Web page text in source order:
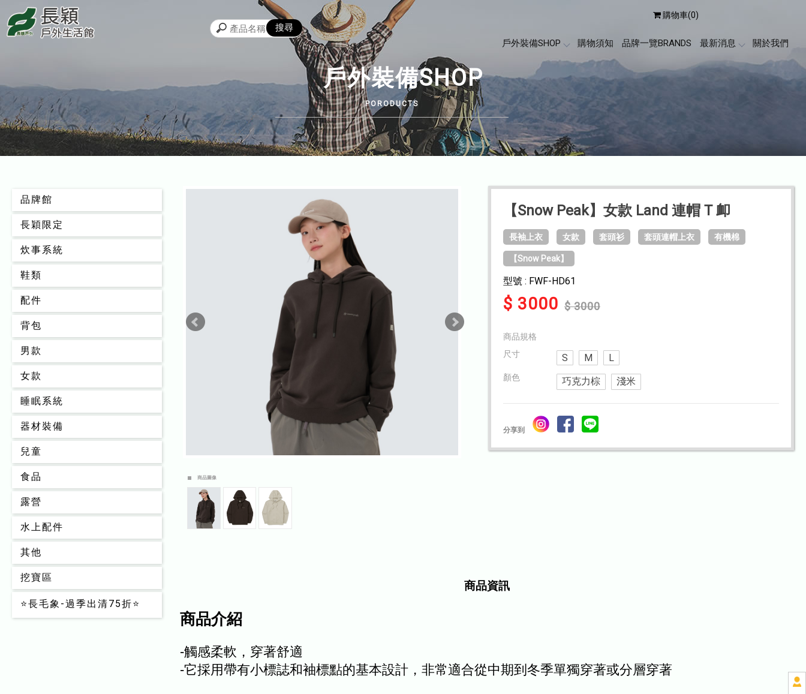
戶外裝備SHOP 購物須知 品牌一覽BRANDS 最新消息 關於我們
購物車(0)
戶外裝備SHOP
品牌館
長穎限定
炊事系統
鞋類
配件
背包
男款
女款
睡眠系統
器材裝備
兒童
食品
露營
水上配件
其他
挖寶區
⭐長毛象-過季出清75折⭐
商品圖像
【Snow Peak】女款 Land 連帽 T 卹
長袖上衣 女款 套頭衫 套頭連帽上衣 有機棉
【Snow Peak】
型號 : FWF-HD61
$ 3000 $ 3000
商品規格
尺寸
S M L
顏色 巧克力棕 淺米
分享到
商品資訊
商品介紹
-觸感柔軟，穿著舒適
-它採用帶有小標誌和袖標點的基本設計，非常適合從中期到冬季單獨穿著或分層穿著